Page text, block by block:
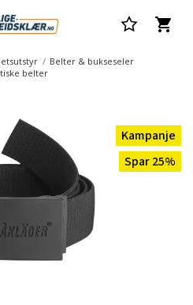
Belter & bukseseler
belter
Kampanje
Spar 25%